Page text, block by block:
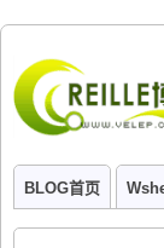
BLOG首页